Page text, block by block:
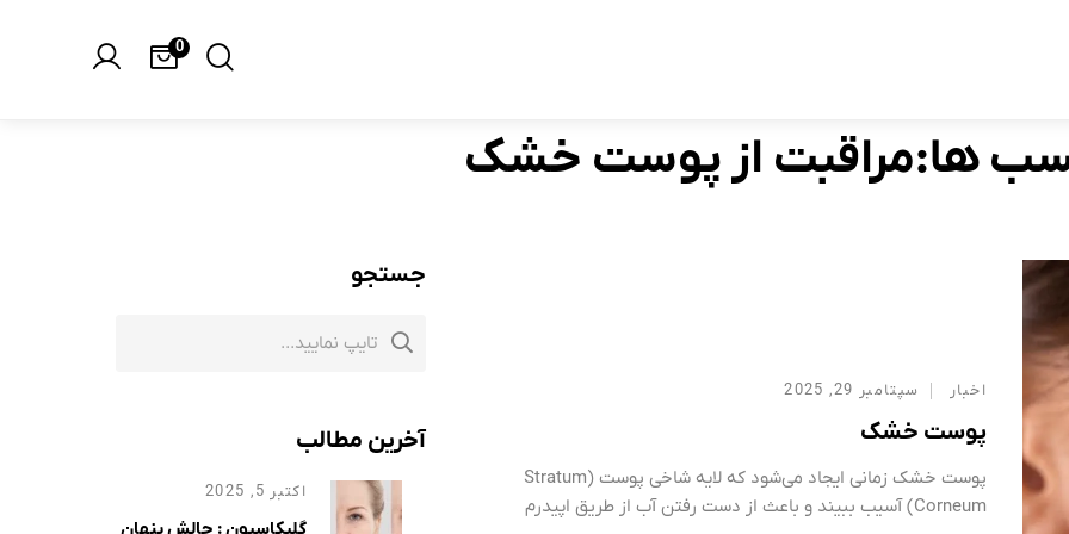
0
ها:مراقبت از پوست خشک
اخبار سپتامبر 29, 2025
پوست خشک
پوست خشک زمانی ایجاد می‌شود که لایه شاخی پوست (Stratum
Corneum) آسیب ببیند و باعث از دست رفتن آب از طریق اپیدرم
جستجو
آخرین مطالب
اکتبر 5, 2025
گلیکاسیون : چالش پنهان